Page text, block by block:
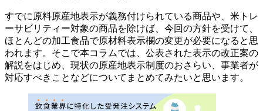
すでに原料原産地表示が義務付けられている商品や、米トレ
ーサビリティー対象の商品を除けば、今回の方針を受けて、
ほとんどの加工食品で原材料表示欄の変更が必要になると思
われます。そこで本コラムでは、公表された表示の改正案の
解説をはじめ、現状の原産地表示制度のおさらい、事業者が
対応すべきことなどについてまとめてみたいと思います。